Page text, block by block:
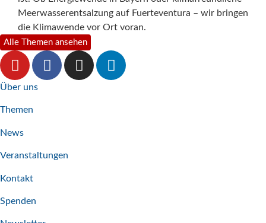
Meerwasserentsalzung auf Fuerteventura – wir bringen
die Klimawende vor Ort voran.
Alle Themen ansehen
Über uns
Themen
News
Veranstaltungen
Kontakt
Spenden